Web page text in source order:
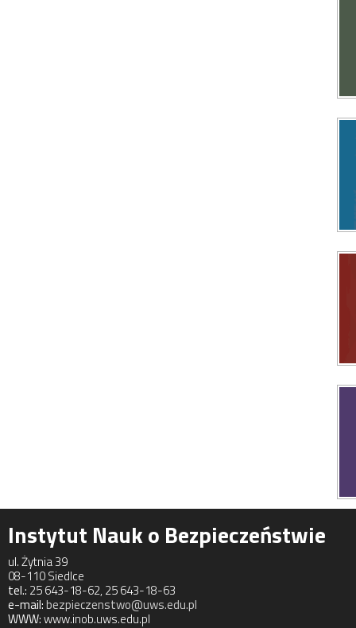
Instytut Nauk o Bezpieczeństwie
ul. Żytnia 39
08-110 Siedlce
tel.: 25 643-18-62, 25 643-18-63
e-mail:bezpieczenstwo@uws.edu.pl
WWW:www.inob.uws.edu.pl